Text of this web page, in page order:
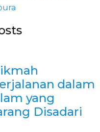
dalam
yang
Disadari